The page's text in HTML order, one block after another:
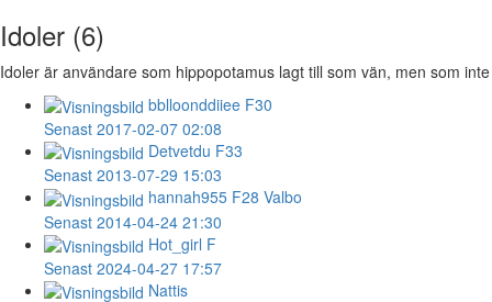
Idoler (6)
Idoler är användare som hippopotamus lagt till som vän, men som
bblloonddiiee F30
Senast 2017-02-07 02:08
Detvetdu F33
Senast 2013-07-29 15:03
hannah955 F28 Valbo
Senast 2014-04-24 21:30
Hot_girl F
Senast 2024-04-27 17:57
Nattis